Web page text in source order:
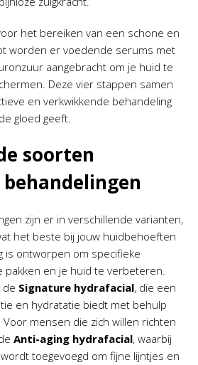
het bereiken van een schone en
worden er voedende serums met
aangebracht om je huid te
Deze vier stappen samen
en verkwikkende behandeling
gloed geeft.
soorten
zijn er in verschillende varianten,
het beste bij jouw huidbehoeften
is ontworpen om specifieke
pakken en je huid te verbeteren.
de Signature hydrafacial, die een
en hydratatie biedt met behulp
mensen die zich willen richten
Anti-aging hydrafacial, waarbij
toegevoegd om fijne lijntjes en